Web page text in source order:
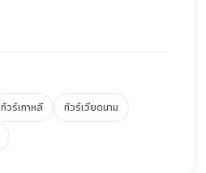
ทัวร์เกาหลี
ทัวร์เวียดนาม